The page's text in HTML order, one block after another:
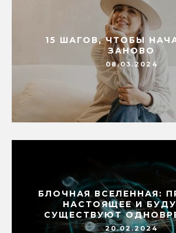
15 ШАГОВ, ЧТОБЫ
ЗАНОВО
08.03.2024
БЛОЧНАЯ ВСЕЛЕННАЯ:
НАСТОЯЩЕЕ И
СУЩЕСТВУЮТ
20.02.2024